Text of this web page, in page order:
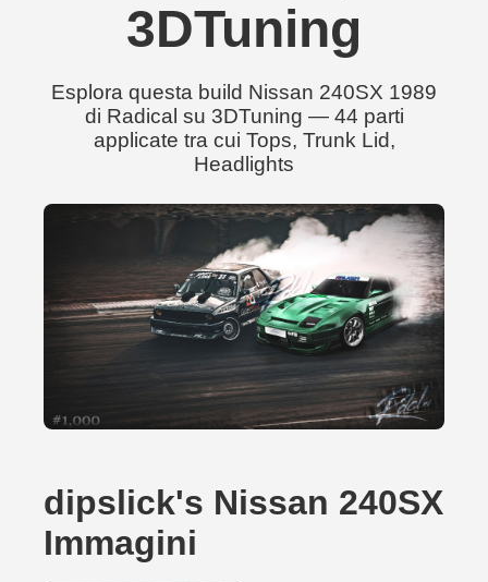
3DTuning
Esplora questa build Nissan 240SX 1989
di Radical su 3DTuning — 44 parti
applicate tra cui Tops, Trunk Lid,
Headlights
dipslick's Nissan 240SX
Immagini